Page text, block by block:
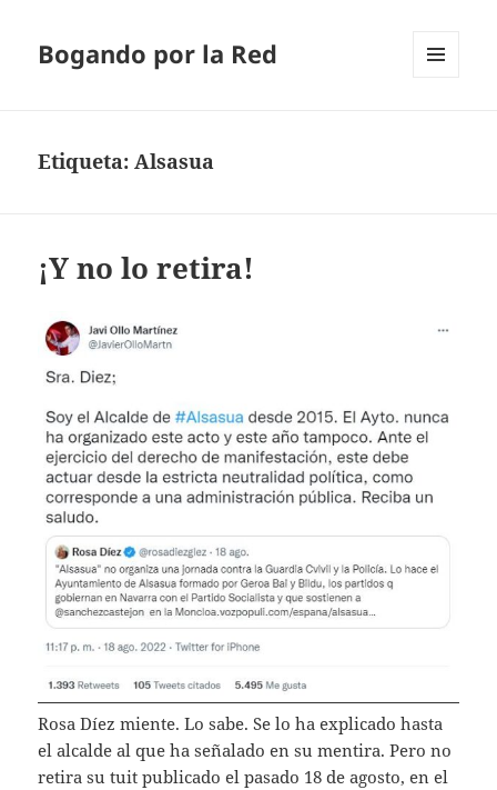
Bogando por la Red
Etiqueta:Alsasua
¡Y no lo retira!
Rosa Díez miente. Lo sabe. Se lo ha explicado hasta
el alcalde al que ha señalado en su mentira. Pero no
retira su tuit publicado el pasado 18 de agosto, en el